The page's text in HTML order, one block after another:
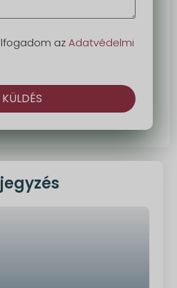
azAdatvédelmi
KÜLDÉS